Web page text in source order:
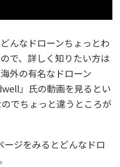
んなドローンちょっとわ
で、詳しく知りたい方は
外の有名なドローン
」氏の動画を見るとい
でちょっと違うところが
ージをみるとどんなドロ